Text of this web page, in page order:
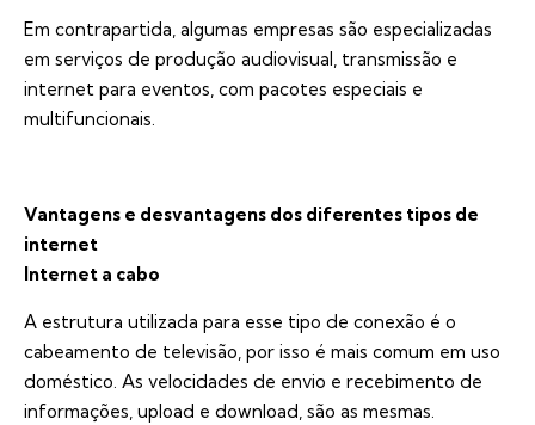
Em contrapartida, algumas empresas são especializadas
em serviços de produção audiovisual, transmissão e
internet para eventos, com pacotes especiais e
multifuncionais.
Vantagens e desvantagens dos diferentes tipos de
internet
Internet a cabo
A estrutura utilizada para esse tipo de conexão é o
cabeamento de televisão, por isso é mais comum em uso
doméstico. As velocidades de envio e recebimento de
informações, upload e download, são as mesmas.